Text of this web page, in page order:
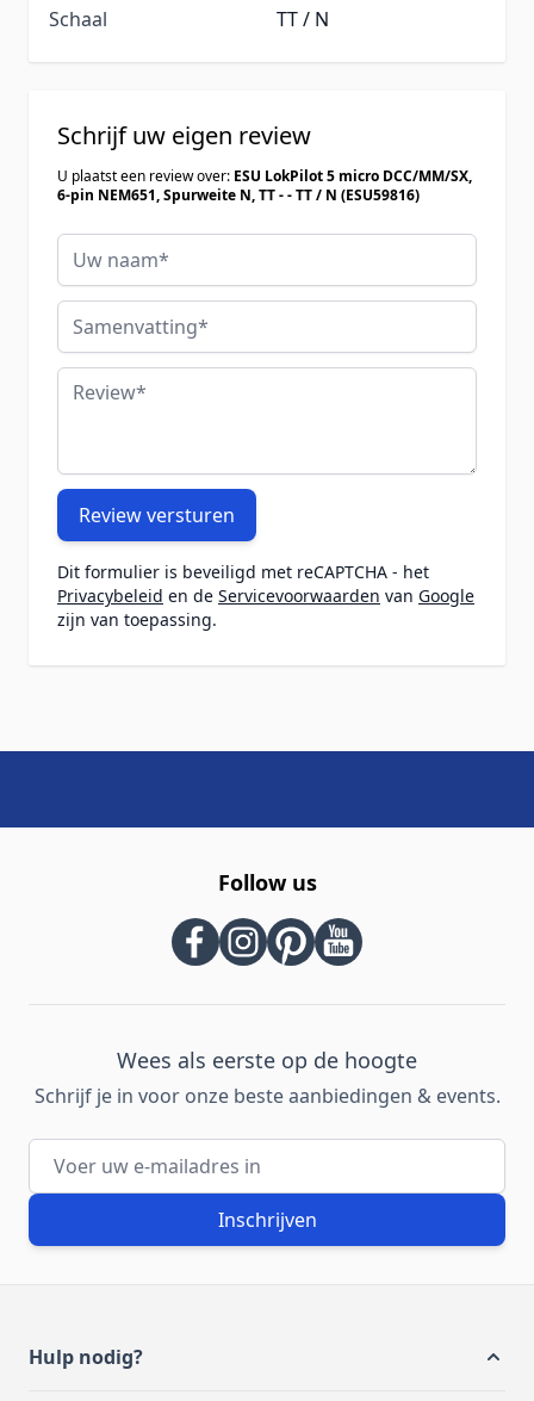
Schaal
TT / N
Schrijf uw eigen review
U plaatst een review over: ESU LokPilot 5 micro DCC/MM/SX,
6-pin NEM651, Spurweite N, TT - - TT / N (ESU59816)
Uw naam
Samenvatting
Review
Review versturen
Dit formulier is beveiligd met reCAPTCHA - het
Privacybeleid en de Servicevoorwaarden van Google
zijn van toepassing.
Follow us
Wees als eerste op de hoogte
Schrijf je in voor onze beste aanbiedingen & events.
E-mailadres
Inschrijven
Hulp nodig?